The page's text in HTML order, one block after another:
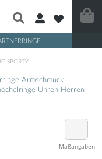
SPORTY
Armschmuck
Uhren Herren
Maßangaben